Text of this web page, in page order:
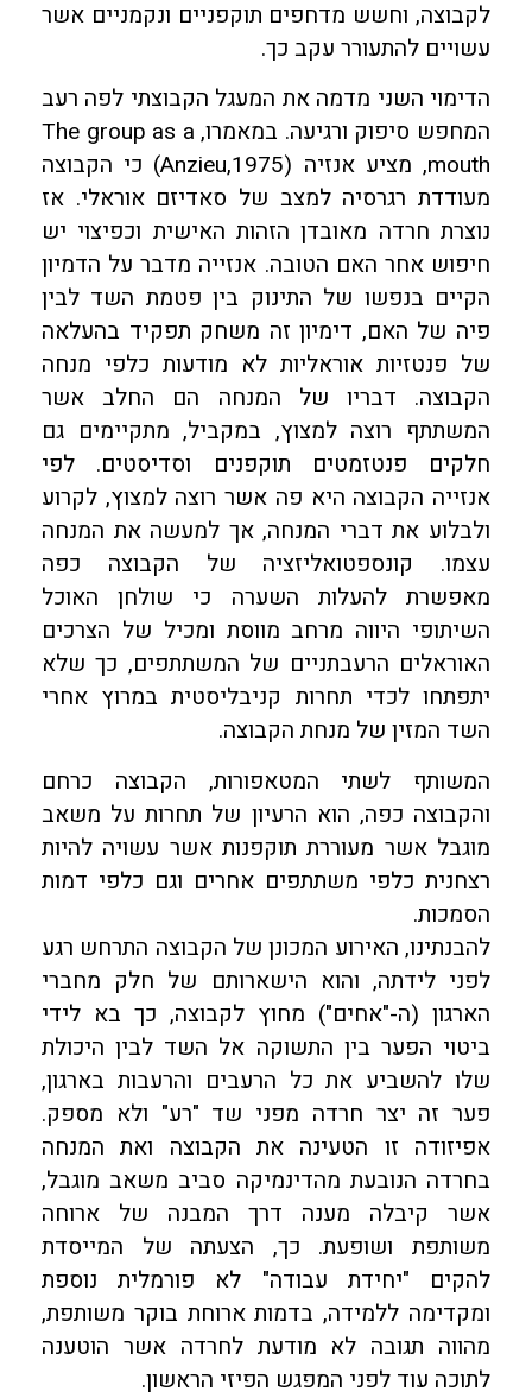
לקבוצה, וחשש מדחפים תוקפניים ונקמניים אשר
עשויים להתעורר עקב כך.
הדימוי השני מדמה את המעגל הקבוצתי לפה רעב
המחפש סיפוק ורגיעה. במאמרו, The group as a
mouth, מציע אנזיה (Anzieu,1975) כי הקבוצה
מעודדת רגרסיה למצב של סאדיזם אוראלי. אז
נוצרת חרדה מאובדן הזהות האישית וכפיצוי יש
חיפוש אחר האם הטובה. אנזייה מדבר על הדמיון
הקיים בנפשו של התינוק בין פטמת השד לבין
פיה של האם, דימיון זה משחק תפקיד בהעלאה
של פנטזיות אוראליות לא מודעות כלפי מנחה
הקבוצה. דבריו של המנחה הם החלב אשר
המשתתף רוצה למצוץ, במקביל, מתקיימים גם
חלקים פנטזמטים תוקפנים וסדיסטים. לפי
אנזייה הקבוצה היא פה אשר רוצה למצוץ, לקרוע
ולבלוע את דברי המנחה, אך למעשה את המנחה
עצמו. קונספטואליזציה של הקבוצה כפה
מאפשרת להעלות השערה כי שולחן האוכל
השיתופי היווה מרחב מווסת ומכיל של הצרכים
האוראלים הרעבתניים של המשתתפים, כך שלא
יתפתחו לכדי תחרות קניבליסטית במרוץ אחרי
השד המזין של מנחת הקבוצה.
המשותף לשתי המטאפורות, הקבוצה כרחם
והקבוצה כפה, הוא הרעיון של תחרות על משאב
מוגבל אשר מעוררת תוקפנות אשר עשויה להיות
רצחנית כלפי משתתפים אחרים וגם כלפי דמות
הסמכות.
להבנתינו, האירוע המכונן של הקבוצה התרחש רגע
לפני לידתה, והוא הישארותם של חלק מחברי
הארגון (ה-"אחים") מחוץ לקבוצה, כך בא לידי
ביטוי הפער בין התשוקה אל השד לבין היכולת
שלו להשביע את כל הרעבים והרעבות בארגון,
פער זה יצר חרדה מפני שד "רע" ולא מספק.
אפיזודה זו הטעינה את הקבוצה ואת המנחה
בחרדה הנובעת מהדינמיקה סביב משאב מוגבל,
אשר קיבלה מענה דרך המבנה של ארוחה
משותפת ושופעת. כך, הצעתה של המייסדת
להקים "יחידת עבודה" לא פורמלית נוספת
ומקדימה ללמידה, בדמות ארוחת בוקר משותפת,
מהווה תגובה לא מודעת לחרדה אשר הוטענה
לתוכה עוד לפני המפגש הפיזי הראשון.